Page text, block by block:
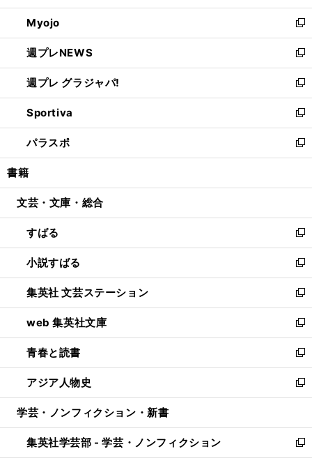
開
く
ウ
で
開
く
ン
ド
ウ
で
開
く
ウ
ィ
ン
ド
ウ
で
開
く
Myojo
新
し
い
ウ
ィ
ン
ド
ウ
で
開
週プレNEWS
新
し
い
ウ
ィ
ン
ド
ウ
開
週プレ グラジャパ!
新
し
い
ウ
ィ
ン
ウ
開
く
Sportiva
新
し
い
ウ
ン
ウ
で
開
く
パラスポ
新
し
ウ
ン
ド
ウ
で
開
く
書籍
文芸・文庫・総合
すばる
新
し
い
ウ
ィ
ン
ド
ウ
で
開
く
小説すばる
新
し
い
ウ
ィ
ン
ド
ウ
で
開
集英社 文芸ステーション
新
し
い
ウ
ィ
ン
ド
ウ
開
く
web 集英社文庫
新
し
い
ウ
ィ
ン
ウ
で
開
青春と読書
新
し
い
ウ
ン
ド
ウ
アジア人物史
新
し
ウ
ィ
ン
学芸・ノンフィクション・新書
集英社学芸部 - 学芸・ノンフィクション
新
し